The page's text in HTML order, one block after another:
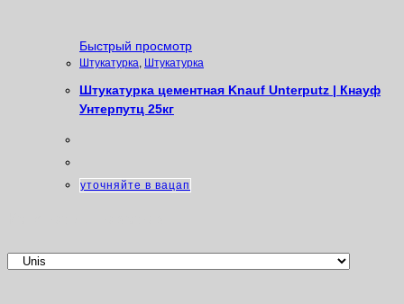
Быстрый просмотр
Штукатурка, Штукатурка
Штукатурка цементная Knauf Unterputz | Кнауф
Унтерпутц 25кг
уточняйте в вацап